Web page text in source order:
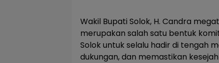
Wakil Bupati Solok, H. Candra
merupakan salah satu bentuk
Solok untuk selalu hadir di tengah
dukungan, dan memastikan